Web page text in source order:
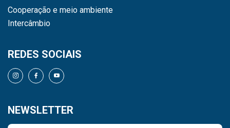
Cooperação e meio ambiente
Intercâmbio
REDES SOCIAIS
NEWSLETTER